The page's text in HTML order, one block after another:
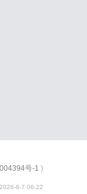
号-1 )
8-7 06:22